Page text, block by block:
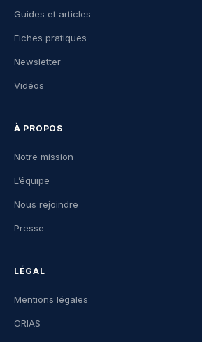
Guides et articles
Fiches pratiques
Newsletter
Vidéos
À PROPOS
Notre mission
L’équipe
Nous rejoindre
Presse
LÉGAL
Mentions légales
ORIAS